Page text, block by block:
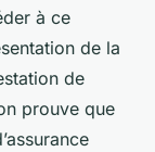
à ce
de la
de
prouve que